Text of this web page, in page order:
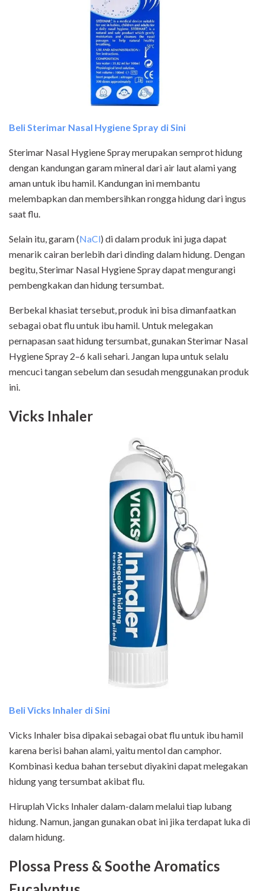
Beli Sterimar Nasal Hygiene Spray di Sini
Sterimar Nasal Hygiene Spray merupakan semprot hidung
dengan kandungan garam mineral dari air laut alami yang
aman untuk ibu hamil. Kandungan ini membantu
melembapkan dan membersihkan rongga hidung dari ingus
saat flu.
Selain itu, garam (NaCl) di dalam produk ini juga dapat
menarik cairan berlebih dari dinding dalam hidung. Dengan
begitu, Sterimar Nasal Hygiene Spray dapat mengurangi
pembengkakan dan hidung tersumbat.
Berbekal khasiat tersebut, produk ini bisa dimanfaatkan
sebagai obat flu untuk ibu hamil. Untuk melegakan
pernapasan saat hidung tersumbat, gunakan Sterimar Nasal
Hygiene Spray 2–6 kali sehari. Jangan lupa untuk selalu
mencuci tangan sebelum dan sesudah menggunakan produk
ini.
Vicks Inhaler
Beli Vicks Inhaler di Sini
Vicks Inhaler bisa dipakai sebagai obat flu untuk ibu hamil
karena berisi bahan alami, yaitu mentol dan camphor.
Kombinasi kedua bahan tersebut diyakini dapat melegakan
hidung yang tersumbat akibat flu.
Hiruplah Vicks Inhaler dalam-dalam melalui tiap lubang
hidung. Namun, jangan gunakan obat ini jika terdapat luka di
dalam hidung.
Plossa Press & Soothe Aromatics